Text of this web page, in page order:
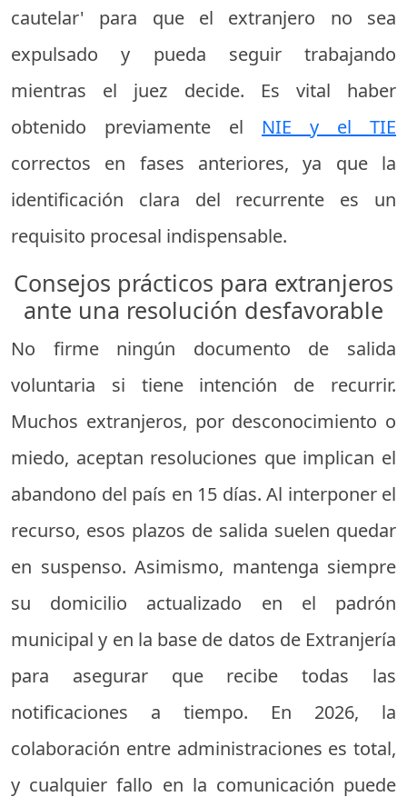
cautelar' para que el extranjero no sea
expulsado y pueda seguir trabajando
mientras el juez decide. Es vital haber
obtenido previamente el NIE y el TIE
correctos en fases anteriores, ya que la
identificación clara del recurrente es un
requisito procesal indispensable.
Consejos prácticos para extranjeros
ante una resolución desfavorable
No firme ningún documento de salida
voluntaria si tiene intención de recurrir.
Muchos extranjeros, por desconocimiento o
miedo, aceptan resoluciones que implican el
abandono del país en 15 días. Al interponer el
recurso, esos plazos de salida suelen quedar
en suspenso. Asimismo, mantenga siempre
su domicilio actualizado en el padrón
municipal y en la base de datos de Extranjería
para asegurar que recibe todas las
notificaciones a tiempo. En 2026, la
colaboración entre administraciones es total,
y cualquier fallo en la comunicación puede